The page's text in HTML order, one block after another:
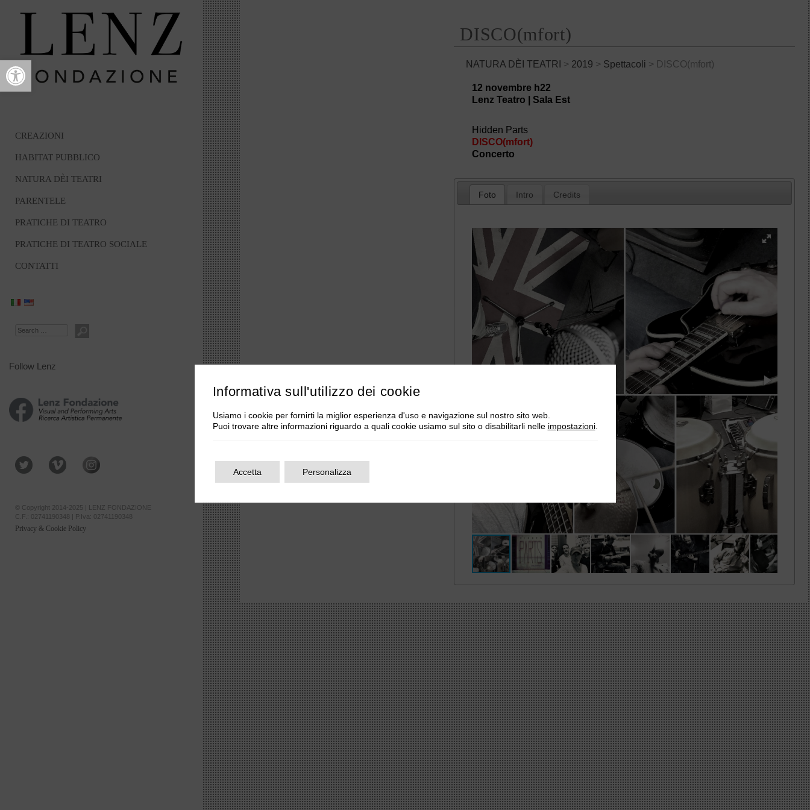
Open toolbar
CREAZIONI
HABITAT PUBBLICO
NATURA DÈI TEATRI
PARENTELE
PRATICHE DI TEATRO
PRATICHE DI TEATRO SOCIALE
CONTATTI
Follow Lenz
© Copyright 2014-2025 | LENZ FONDAZIONE
C.F.: 02741190348 | P.Iva: 02741190348
Privacy & Cookie Policy
DISCO(mfort)
NATURA DÈI TEATRI > 2019 > Spettacoli > DISCO(mfort)
12 novembre h22
Lenz Teatro | Sala Est
Hidden Parts
DISCO(mfort)
Concerto
Foto Intro Credits
Informativa sull'utilizzo dei cookie
Usiamo i cookie per fornirti la miglior esperienza d'uso e navigazione sul nostro sito web.
Puoi trovare altre informazioni riguardo a quali cookie usiamo sul sito o disabilitarli nelle impostazioni.
Accetta Personalizza